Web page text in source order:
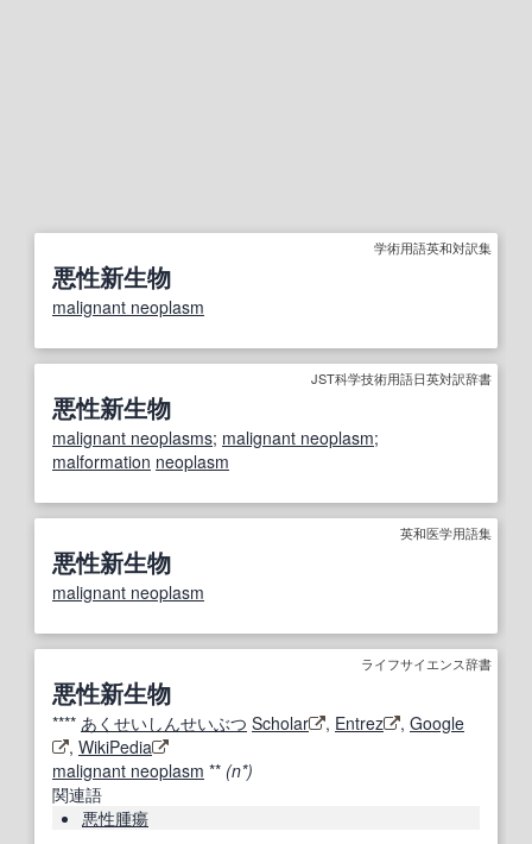
学術用語英和対訳集
悪性新生物
malignant neoplasm
JST科学技術用語日英対訳辞書
悪性新生物
malignant neoplasms; malignant neoplasm;
malformation neoplasm
英和医学用語集
悪性新生物
malignant neoplasm
ライフサイエンス辞書
悪性新生物
**** あくせいしんせいぶつ Scholar , Entrez , Google
, WikiPedia
malignant neoplasm ** (n*)
関連語
悪性腫瘍